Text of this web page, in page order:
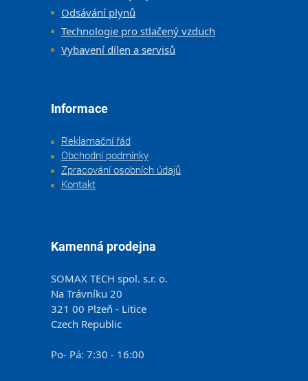
Odsávání plynů
Technologie pro stlačený vzduch
Vybavení dílen a servisů
Informace
Reklamační řád
Obchodní podmínky
Zpracování osobních údajů
Kontakt
Kamenná prodejna
SOMAX TECH spol. s.r. o.
Na Trávníku 20
321 00 Plzeň - Litice
Czech Republic
Po- Pá: 7:30 - 16:00